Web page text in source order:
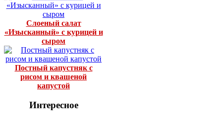
Слоеный салат
«Изысканный» с курицей и
сыром
Постный капустняк с
рисом и квашеной
капустой
Интересное